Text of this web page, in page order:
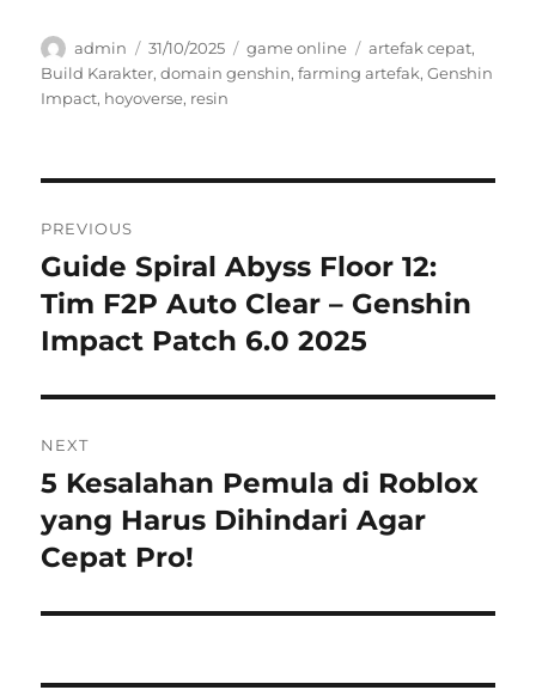
Author
admin
Posted
on
31/10/2025 Categories
game online Tags
artefak cepat,
Build Karakter,domain genshin,farming artefak,Genshin
Impact, hoyoverse, resin
pos
PREVIOUS
Previous
post:
Guide Spiral Abyss Floor 12:
Tim F2P Auto Clear – Genshin
Impact Patch 6.0 2025
NEXT
Next
post:
5 Kesalahan Pemula di Roblox
yang Harus Dihindari Agar
Cepat Pro!